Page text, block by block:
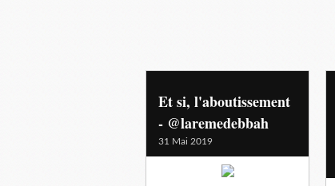
Et si, l'aboutissement
- @laremedebbah
31 Mai 2019